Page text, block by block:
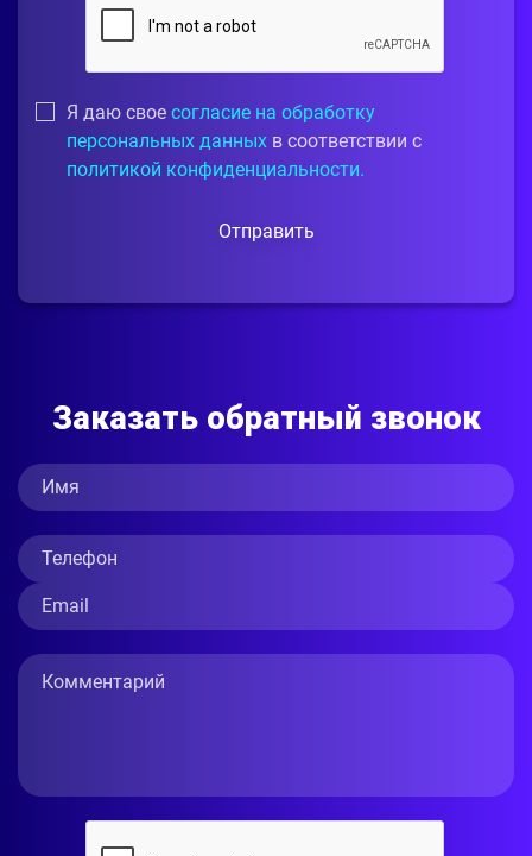
Я даю свое согласие на обработку
персональных данных в соответствии с
политикой конфиденциальности.
Отправить
Заказать обратный звонок